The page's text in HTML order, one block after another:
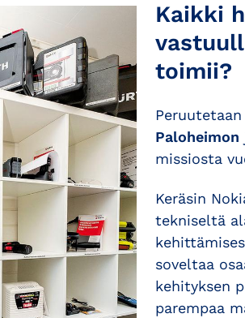
Kaikki
toimii?
Paloheimon
missiosta
Keräsin
tekniseltä
soveltaa
kehityksen
parempaa